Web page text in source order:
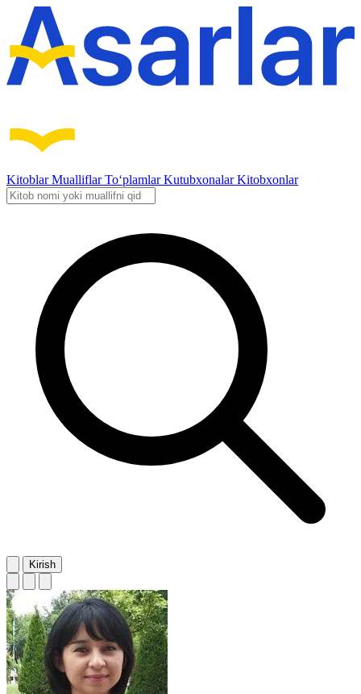
KitoblarMualliflarTo‘plamlarKutubxonalarKitobxonlar
Kirish